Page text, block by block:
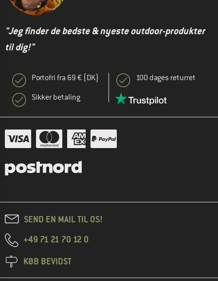
"Jeg finder de bedste & nyeste outdoor-produkter
til dig!"
Portofri fra 69 € (DK)
Sikker betaling
100 dages returret
SEND EN MAIL TIL OS!
+49 71 21 70 12 0
KØB BEVIDST